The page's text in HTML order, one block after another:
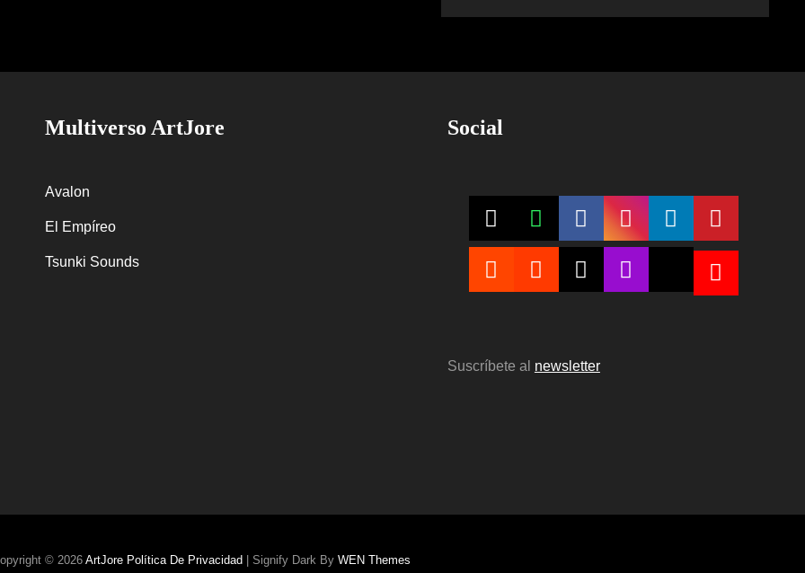
Multiverso ArtJore
Avalon
El Empíreo
Tsunki Sounds
Social
Suscríbete al newsletter
© 2026 ArtJore Política De Privacidad Signify Dark By WEN Themes